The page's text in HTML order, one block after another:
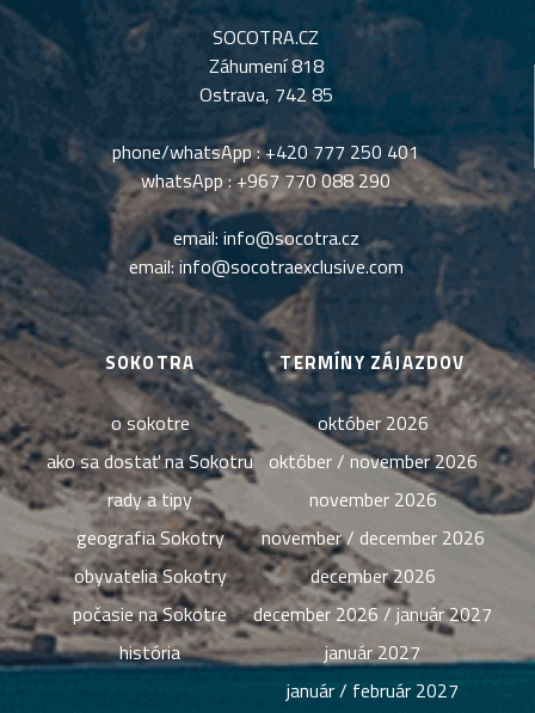
SOCOTRA.CZ
Záhumení 818
Ostrava, 742 85
phone/whatsApp :+420 777 250 401
whatsApp :+967 770 088 290
email: info@socotra.cz
email:info@socotraexclusive.com
SOKOTRA
o sokotre
ako sa dostať na Sokotru
rady a tipy
geografia Sokotry
obyvatelia Sokotry
počasie na Sokotre
história
TERMÍNY ZÁJAZDOV
október 2026
október / november 2026
november 2026
november / december 2026
december 2026
december 2026 / január 2027
január 2027
január / február 2027